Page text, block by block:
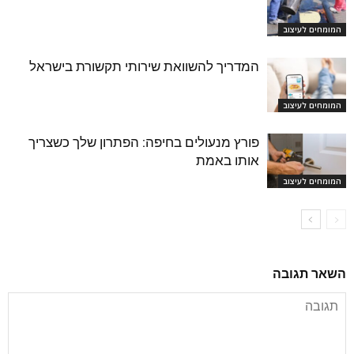
המומחים לעיצוב
המומחים לעיצוב
המדריך להשוואת שירותי תקשורת בישראל
המומחים לעיצוב
פורץ מנעולים בחיפה: הפתרון שלך כשצריך
אותו באמת
השאר תגובה